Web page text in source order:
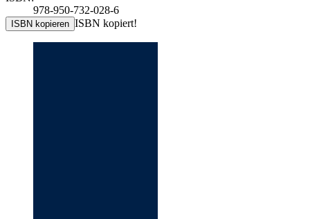
978-950-732-028-6
ISBN kopieren ISBN kopiert!